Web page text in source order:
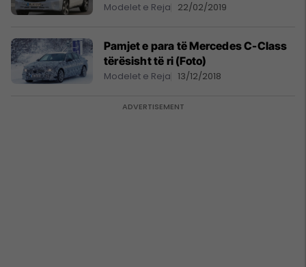
Modelet e Reja 22/02/2019
Pamjet e para të Mercedes C-Class
tërësisht të ri (Foto)
Modelet e Reja 13/12/2018